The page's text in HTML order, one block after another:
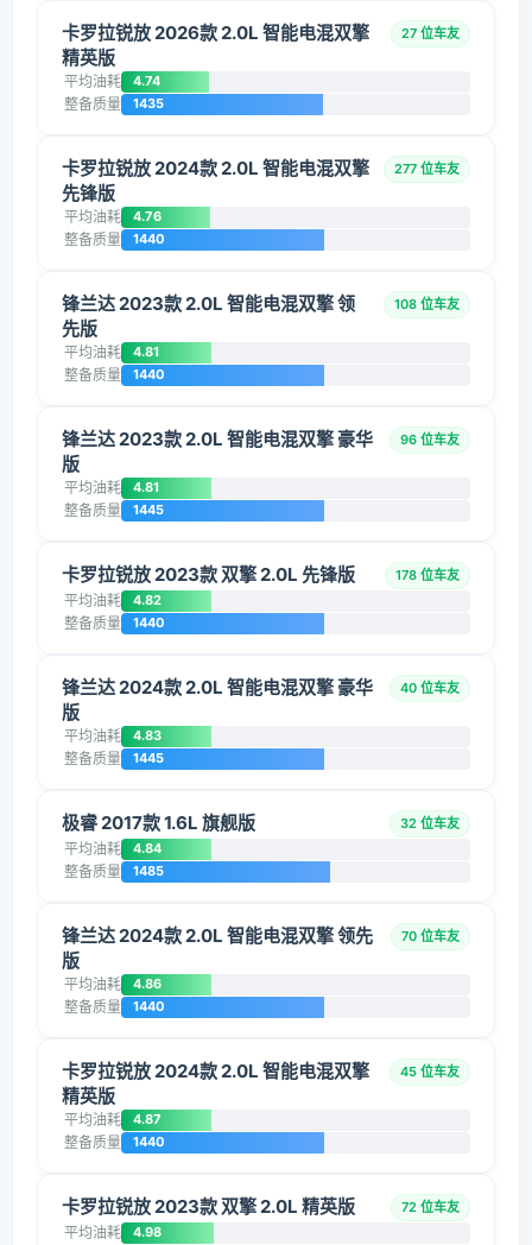
卡罗拉锐放 2026款 2.0L 智能电混双擎
精英版
27 位车友
平均油耗 4.74
整备质量 1435
卡罗拉锐放 2024款 2.0L 智能电混双擎
先锋版
277 位车友
平均油耗 4.76
整备质量 1440
锋兰达 2023款 2.0L 智能电混双擎 领
先版
108 位车友
平均油耗 4.81
整备质量 1440
锋兰达 2023款 2.0L 智能电混双擎 豪华
版
96 位车友
平均油耗 4.81
整备质量 1445
卡罗拉锐放 2023款 双擎 2.0L 先锋版 178 位车友
平均油耗 4.82
整备质量 1440
锋兰达 2024款 2.0L 智能电混双擎 豪华
版
40 位车友
平均油耗 4.83
整备质量 1445
极睿 2017款 1.6L 旗舰版 32 位车友
平均油耗 4.84
整备质量 1485
锋兰达 2024款 2.0L 智能电混双擎 领先
版
70 位车友
平均油耗 4.86
整备质量 1440
卡罗拉锐放 2024款 2.0L 智能电混双擎
精英版
45 位车友
平均油耗 4.87
整备质量 1440
卡罗拉锐放 2023款 双擎 2.0L 精英版 72 位车友
平均油耗 4.98